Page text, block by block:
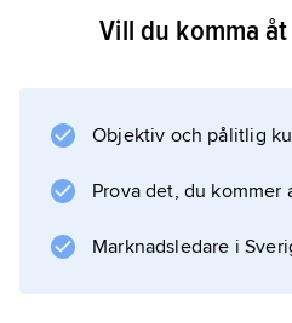
Information om
Vill du komma
Objektiv och pålitlig
Prova det, du kommer
Marknadsledare i